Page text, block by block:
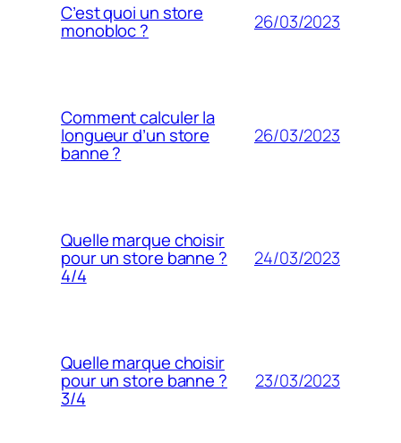
C’est quoi un store
monobloc ? 26/03/2023
Comment calculer la
longueur d’un store
banne ?
26/03/2023
Quelle marque choisir
pour un store banne ?
4/4
24/03/2023
Quelle marque choisir
pour un store banne ?
3/4
23/03/2023